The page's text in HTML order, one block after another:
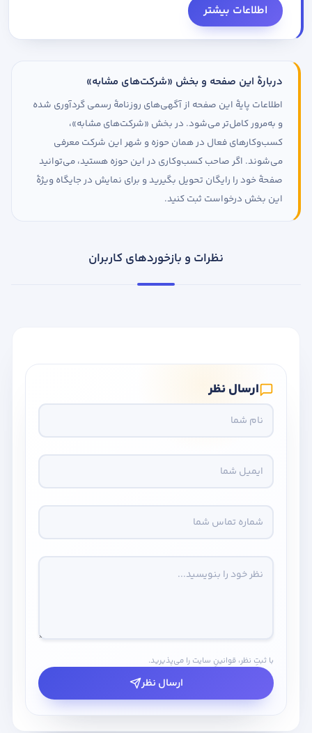
اطلاعات بیشتر
دربارهٔ این صفحه و بخش «شرکت‌های مشابه»
اطلاعات پایهٔ این صفحه از آگهی‌های روزنامهٔ رسمی گردآوری شده
و به‌مرور کامل‌تر می‌شود. در بخش «شرکت‌های مشابه»،
کسب‌وکارهای فعال در همان حوزه و شهر این شرکت معرفی
می‌شوند. اگر صاحب کسب‌وکاری در این حوزه هستید، می‌توانید
صفحهٔ خود را رایگان تحویل بگیرید و برای نمایش در جایگاه ویژهٔ
این بخش درخواست ثبت کنید.
نظرات و بازخوردهای کاربران
ارسال نظر
با ثبتِ نظر، قوانینِ سایت را می‌پذیرید.
ارسال نظر